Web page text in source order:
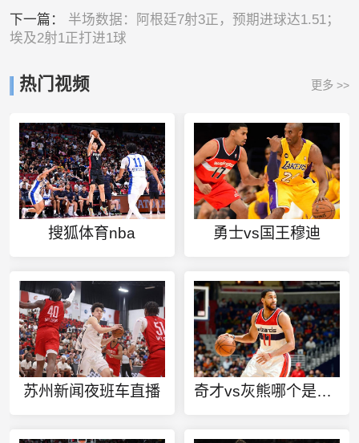
下一篇： 半场数据：阿根廷7射3正，预期进球达1.51；
埃及2射1正打进1球
热门视频 更多 >>
搜狐体育nba 勇士vs国王穆迪
苏州新闻夜班车直播 奇才vs灰熊哪个是主队